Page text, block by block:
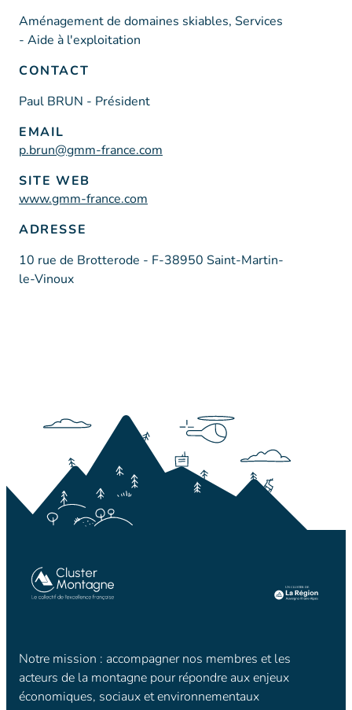
Aménagement de domaines skiables, Services
- Aide à l'exploitation
CONTACT
Paul BRUN - Président
EMAIL
p.brun@gmm-france.com
SITE WEB
www.gmm-france.com
ADRESSE
10 rue de Brotterode - F-38950 Saint-Martin-
le-Vinoux
Notre mission : accompagner nos membres et les
acteurs de la montagne pour répondre aux enjeux
économiques, sociaux et environnementaux